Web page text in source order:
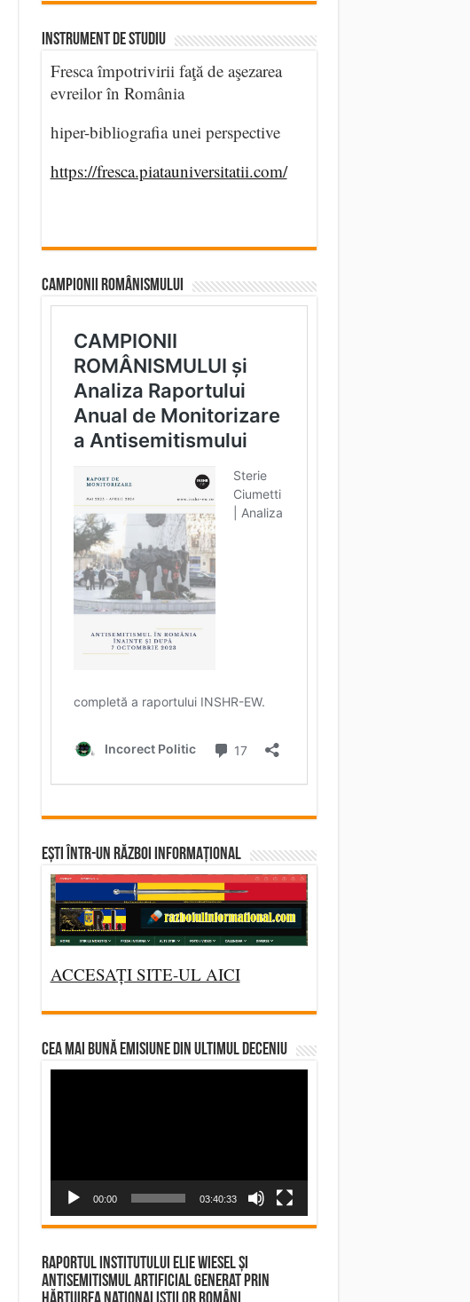
INSTRUMENT DE STUDIU
Fresca împotrivirii faţă de aşezarea
evreilor în România
hiper-bibliografia unei perspective
https://fresca.piatauniversitatii.com/
CAMPIONII ROMÂNISMULUI
Ești într-un RĂZBOI INFORMAȚIONAL
ACCESAȚI SITE-UL AICI
CEA MAI BUNĂ EMISIUNE DIN ULTIMUL DECENIU
00:00 03:40:33
Raportul Institutului Elie Wiesel și
Antisemitismul Artificial Generat prin